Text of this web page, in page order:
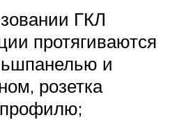
ГКЛ
протягиваются
и
розетка
профилю;